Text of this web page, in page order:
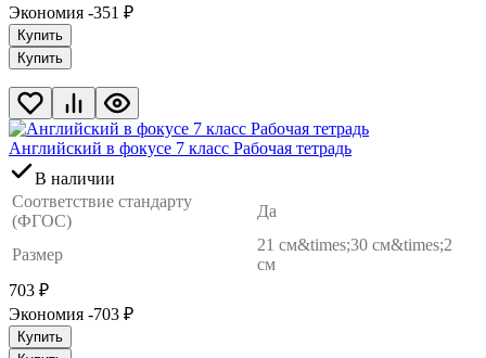
Экономия -351 ₽
Купить
Купить
Английский в фокусе 7 класс Рабочая тетрадь
В наличии
Соответствие стандарту
(ФГОС)
Да
Размер
21 см&times;30 см&times;2
см
703 ₽
Экономия -703 ₽
Купить